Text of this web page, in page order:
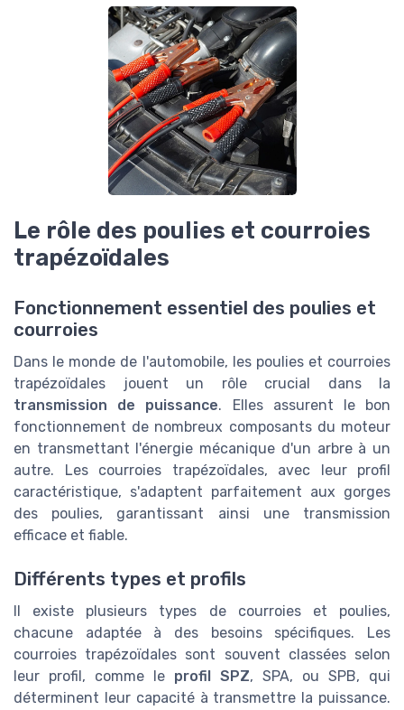
Le rôle des poulies et courroies
trapézoïdales
Fonctionnement essentiel des poulies et
courroies
Dans le monde de l'automobile, les poulies et courroies
trapézoïdales jouent un rôle crucial dans la
transmission de puissance. Elles assurent le bon
fonctionnement de nombreux composants du moteur
en transmettant l'énergie mécanique d'un arbre à un
autre. Les courroies trapézoïdales, avec leur profil
caractéristique, s'adaptent parfaitement aux gorges
des poulies, garantissant ainsi une transmission
efficace et fiable.
Différents types et profils
Il existe plusieurs types de courroies et poulies,
chacune adaptée à des besoins spécifiques. Les
courroies trapézoïdales sont souvent classées selon
leur profil, comme le profil SPZ, SPA, ou SPB, qui
déterminent leur capacité à transmettre la puissance.